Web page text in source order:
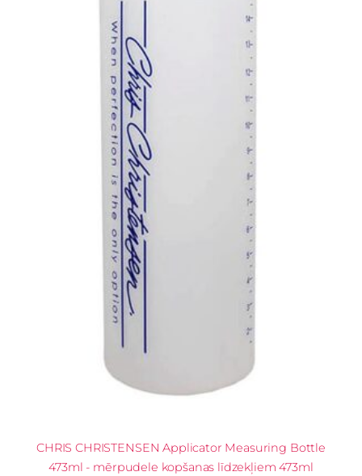
CHRIS CHRISTENSEN Applicator Measuring Bottle
473ml - mērpudele kopšanas līdzekļiem 473ml